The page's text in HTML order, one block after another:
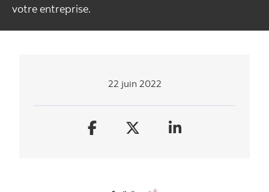
votre entreprise.
22 juin 2022